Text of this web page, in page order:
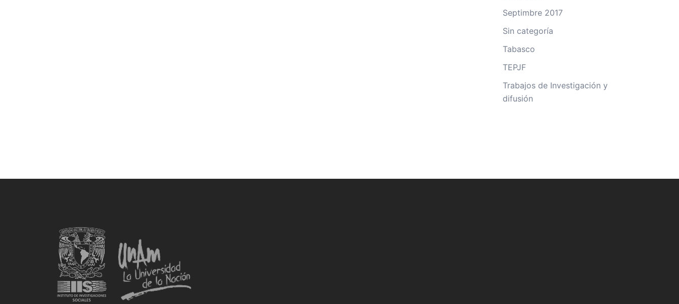
Septimbre 2017
Sin categoría
Tabasco
TEPJF
Trabajos de Investigación y
difusión